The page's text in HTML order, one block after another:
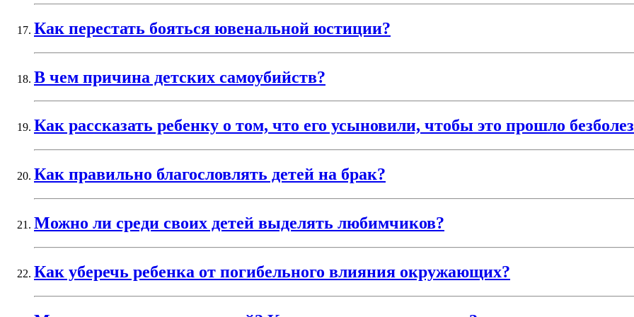
Как перестать бояться ювенальной юстиции?
В чем причина детских самоубийств?
Как рассказать ребенку о том, что его усыновили, чтобы это прошло
Как правильно благословлять детей на брак?
Можно ли среди своих детей выделять любимчиков?
Как уберечь ребенка от погибельного влияния окружающих?